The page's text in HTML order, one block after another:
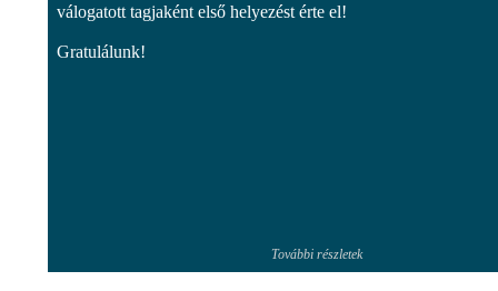
válogatott tagjaként első helyezést érte el!
Gratulálunk!
További részletek